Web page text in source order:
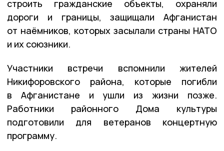
строить гражданские объекты, охраняли
дороги и границы, защищали Афганистан
от наёмников, которых засылали страны НАТО
и их союзники.
Участники встречи вспомнили жителей
Никифоровского района, которые погибли
в Афганистане и ушли из жизни позже.
Работники районного Дома культуры
подготовили для ветеранов концертную
программу.